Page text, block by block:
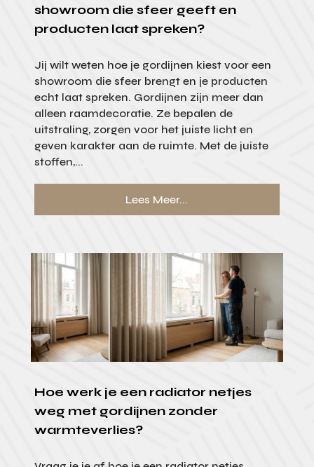
showroom die sfeer geeft en
producten laat spreken?
Jij wilt weten hoe je gordijnen kiest voor een
showroom die sfeer brengt en je producten
echt laat spreken. Gordijnen zijn meer dan
alleen raamdecoratie. Ze bepalen de
uitstraling, zorgen voor het juiste licht en
geven karakter aan de ruimte. Met de juiste
stoffen,...
Lees Meer...
Hoe werk je een radiator netjes
weg met gordijnen zonder
warmteverlies?